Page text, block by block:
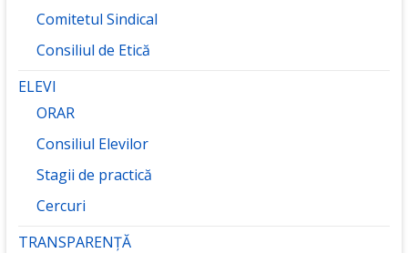
Comitetul Sindical
Consiliul de Etică
ELEVI
ORAR
Consiliul Elevilor
Stagii de practică
Cercuri
TRANSPARENȚĂ